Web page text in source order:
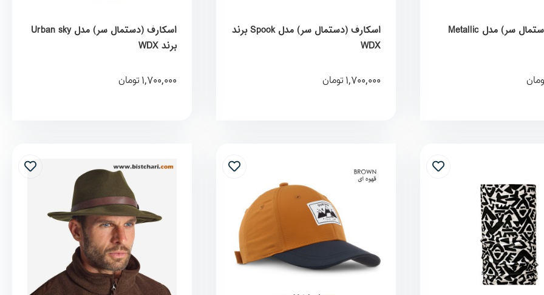
اسکارف (دستمال سر) مدل Metallic
اسکارف (دستمال سر) مدل Spook برند
WDX
1,700,000 تومان
اسکارف (دستمال سر) مدل Urban sky
برند WDX
1,700,000 تومان